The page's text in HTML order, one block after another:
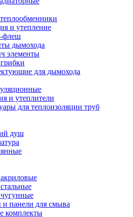
и утепление
флеш
дымохода
элементы
для дымохода
и утеплители
для теплоизоляции труб
душ
и панели для смыва
комплекты